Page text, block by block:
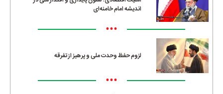
اندیشه امام خامنه‌ای
•••
لزوم حفظ وحدت ملی و پرهیز از تفرقه
•••